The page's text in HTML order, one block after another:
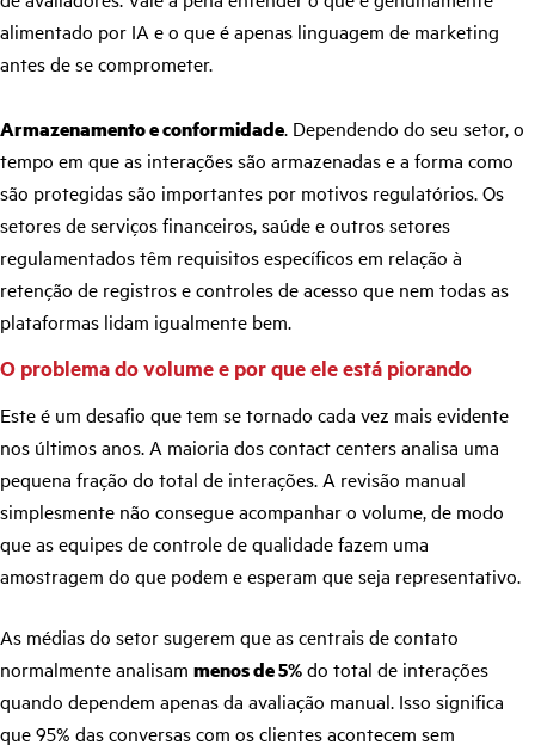
alimentado por IA e o que é apenas linguagem de marketing
antes de se comprometer.
Armazenamento e conformidade. Dependendo do seu setor, o
tempo em que as interações são armazenadas e a forma como
são protegidas são importantes por motivos regulatórios. Os
setores de serviços financeiros, saúde e outros setores
regulamentados têm requisitos específicos em relação à
retenção de registros e controles de acesso que nem todas as
plataformas lidam igualmente bem.
O problema do volume e por que ele está piorando
Este é um desafio que tem se tornado cada vez mais evidente
nos últimos anos. A maioria dos contact centers analisa uma
pequena fração do total de interações. A revisão manual
simplesmente não consegue acompanhar o volume, de modo
que as equipes de controle de qualidade fazem uma
amostragem do que podem e esperam que seja representativo.
As médias do setor sugerem que as centrais de contato
normalmente analisam menos de 5%do total de interações
quando dependem apenas da avaliação manual. Isso significa
que 95% das conversas com os clientes acontecem sem